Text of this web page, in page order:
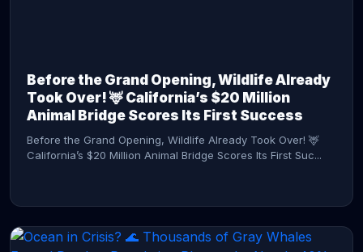
Before the Grand Opening, Wildlife Already
Took Over! 🦌 California’s $20 Million
Animal Bridge Scores Its First Success
Before the Grand Opening, Wildlife Already Took Over! 🦌
California’s $20 Million Animal Bridge Scores Its First Suc...